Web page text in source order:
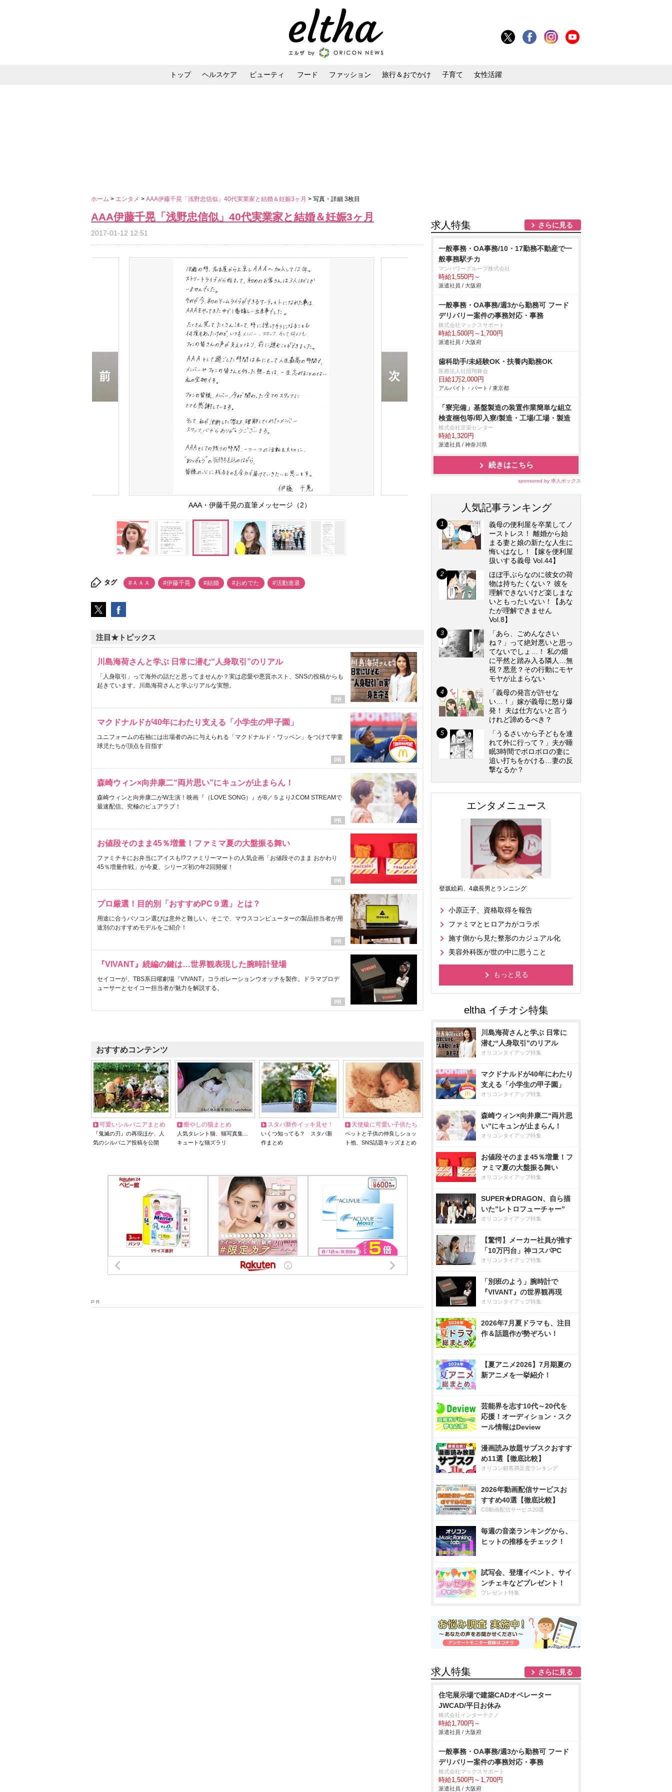
トップ ヘルスケア ビューティ フード ファッション 旅行＆おでかけ 子育て 女性活躍
ホーム > エンタメ > AAA伊藤千晃「浅野忠信似」40代実業家と結婚＆妊娠3ヶ月 > 写真・詳細 3枚目
AAA伊藤千晃「浅野忠信似」40代実業家と結婚＆妊娠3ヶ月
2017-01-12 12:51
AAA・伊藤千晃の直筆メッセージ（2）
タグ #ＡＡＡ #伊藤千晃 #結婚 #おめでた #活動進退
注目★トピックス
川島海荷さんと学ぶ 日常に潜む“人身取引”のリアル
「人身取引」って海外の話だと思ってませんか？実は恋愛や悪質ホスト、SNSの投稿からも
起きています。川島海荷さんと学ぶリアルな実態。
マクドナルドが40年にわたり支える「小学生の甲子園」
ユニフォームの右袖には出場者のみに与えられる「マクドナルド・ワッペン」をつけて学童
球児たちが頂点を目指す
森崎ウィン×向井康二“両片思い”にキュンが止まらん！
森崎ウィンと向井康二がW主演！映画『（LOVE SONG）』が8／５よりJ:COM STREAMで
最速配信。究極のピュアラブ！
お値段そのまま45％増量！ファミマ夏の大盤振る舞い
ファミチキにお弁当にアイスも!?ファミリーマートの人気企画「お値段そのまま おかわり
45％増量作戦」が今夏、シリーズ初の年2回開催！
プロ厳選！目的別「おすすめPC９選」とは？
用途に合うパソコン選びは意外と難しい。そこで、マウスコンピューターの製品担当者が用
途別のおすすめモデルをご紹介！
『VIVANT』続編の鍵は…世界観表現した腕時計登場
セイコーが、TBS系日曜劇場『VIVANT』コラボレーションウオッチを製作。ドラマプロデ
ューサーとセイコー担当者が魅力を解説する。
おすすめコンテンツ
可愛いシルバニアまとめ
『鬼滅の刃』の再現ほか、人
気のシルバニア投稿を公開
癒やしの猫まとめ
人気タレント猫、猫写真集…
キュートな猫ズラリ
スタバ新作イッキ見せ！
いくつ知ってる？ スタバ新
作まとめ
天使級に可愛い子供たち
ペットと子供の仲良しショッ
ト他、SNS話題キッズまとめ
P R
求人特集 さらに見る
一般事務・OA事務/10・17勤務不動産で一
般事務駅チカ
マンパワーグループ株式会社
時給1,550円～
派遣社員 / 大阪府
一般事務・OA事務/週3から勤務可 フード
デリバリー案件の事務対応・事務
株式会社マックスサポート
時給1,500円～1,700円
派遣社員 / 大阪府
歯科助手/未経験OK・扶養内勤務OK
医療法人社団翔舞会
日給1万2,000円
アルバイト・パート / 東京都
「寮完備」基盤製造の装置作業簡単な組立
検査梱包等/即入寮/製造・工場/工場・製造
株式会社京栄センター
時給1,320円
派遣社員 / 神奈川県
続きはこちら
sponsored by 求人ボックス
人気記事ランキング
義母の便利屋を卒業してノ
ーストレス！ 離婚から始
まる妻と娘の新たな人生に
悔いはなし！【嫁を便利屋
扱いする義母 Vol.44】
ほぼ手ぶらなのに彼女の荷
物は持ちたくない？ 彼を
理解できないけど楽しまな
いともったいない！【あな
たが理解できません
Vol.8】
「あら、ごめんなさい
ね？」って絶対悪いと思っ
てないでしょ…！ 私の畑
に平然と踏み入る隣人…無
視？悪意？その行動にモヤ
モヤが止まらない
「義母の発言が許せな
い…！」嫁が義母に怒り爆
発！ 夫は仕方ないと言う
けれど諦めるべき？
「うるさいから子どもを連
れて外に行って？」夫が睡
眠3時間でボロボロの妻に
追い打ちをかける…妻の反
撃なるか？
エンタメニュース
登坂絵莉、4歳長男とランニング
小原正子、資格取得を報告
ファミマとヒロアカがコラボ
施す側から見た整形のカジュアル化
美容外科医が世の中に思うこと
もっと見る
川島海荷さんと学ぶ 日常に
潜む“人身取引”のリアル
オリコンタイアップ特集
マクドナルドが40年にわたり
支える「小学生の甲子園」
オリコンタイアップ特集
森崎ウィン×向井康二“両片思
い”にキュンが止まらん！
オリコンタイアップ特集
お値段そのまま45％増量！フ
ァミマ夏の大盤振る舞い
オリコンタイアップ特集
SUPER★DRAGON、自ら描
いた”レトロフューチャー”
オリコンタイアップ特集
【驚愕】メーカー社員が推す
「10万円台」神コスパPC
オリコンタイアップ特集
「別班のよう」腕時計で
『VIVANT』の世界観再現
オリコンタイアップ特集
2026年7月夏ドラマも、注目
作＆話題作が勢ぞろい！
【夏アニメ2026】7月期夏の
新アニメを一挙紹介！
芸能界を志す10代～20代を
応援！オーディション・スク
ール情報はDeview
漫画読み放題サブスクおすす
め11選【徹底比較】
オリコン顧客満足度ランキング
2026年動画配信サービスお
すすめ40選【徹底比較】
CS動画配信サービス20選
毎週の音楽ランキングから、
ヒットの推移をチェック！
試写会、登壇イベント、サイ
ンチェキなどプレゼント！
プレゼント特集
求人特集 さらに見る
住宅展示場で建築CADオペレーター
JWCAD/平日お休み
株式会社インターテクノ
時給1,700円～
派遣社員 / 大阪府
一般事務・OA事務/週3から勤務可 フード
デリバリー案件の事務対応・事務
株式会社マックスサポート
時給1,500円～1,700円
派遣社員 / 大阪府